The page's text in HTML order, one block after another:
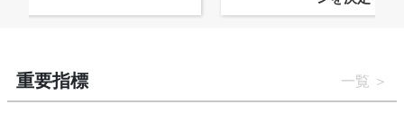
重要指標 一覧